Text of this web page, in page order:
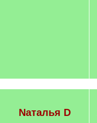
Nаталья D